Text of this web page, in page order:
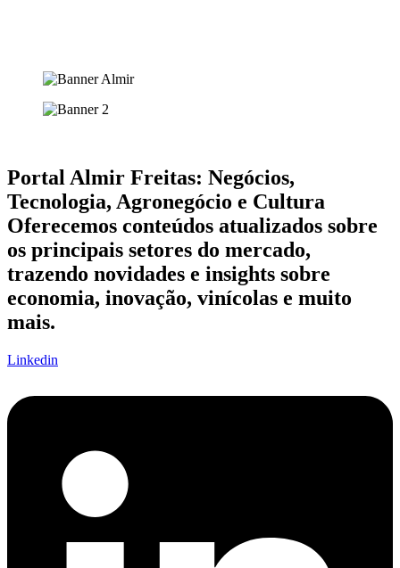
Portal Almir Freitas: Negócios,
Tecnologia, Agronegócio e Cultura
Oferecemos conteúdos atualizados sobre
os principais setores do mercado,
trazendo novidades e insights sobre
economia, inovação, vinícolas e muito
mais.
Linkedin